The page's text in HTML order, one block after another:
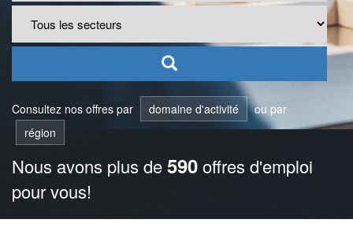
Consultez nos offres par domaine d'activité
ou par
région
Nous avons plus de590offres d'emploi
pour vous!